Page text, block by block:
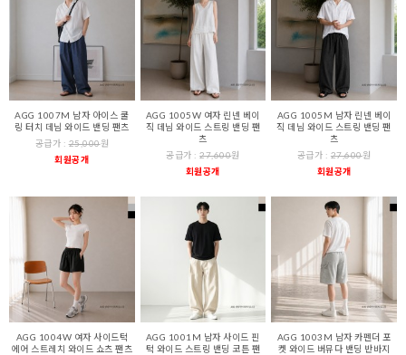
AGG 1007M 남자 아이스 쿨
링 터치 데님 와이드 밴딩 팬츠
공급가 :25,000원
회원공개
AGG 1005W 여자 린넨 베이
직 데님 와이드 스트링 밴딩 팬
츠
공급가 :27,600원
회원공개
AGG 1005M 남자 린넨 베이
직 데님 와이드 스트링 밴딩 팬
츠
공급가 : 27,600원
회원공개
AGG 1004W 여자 사이드턱
에어 스트레치 와이드 쇼츠 팬츠
AGG 1001M 남자 사이드 핀
턱 와이드 스트링 밴딩 코튼 팬
AGG 1003M 남자 카펜더 포
켓 와이드 버뮤다 밴딩 반바지